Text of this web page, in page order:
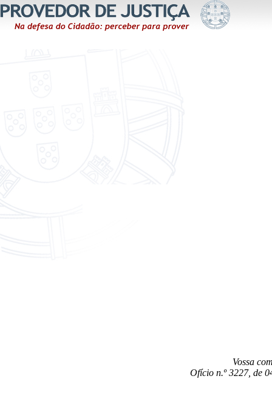
Vossa
Ofício n.º 3227, de